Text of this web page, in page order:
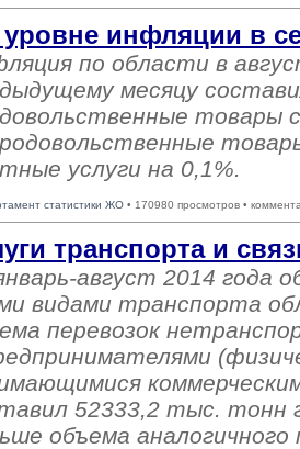
инфляции в
по области в
месяцу
товары
услуги на 0,1%.
статистики ЖО • 170980 просмотров •
транспорта и
август 2014 года
видами транспорта
перевозок
52333,2 тыс. тонн
объема аналогичного